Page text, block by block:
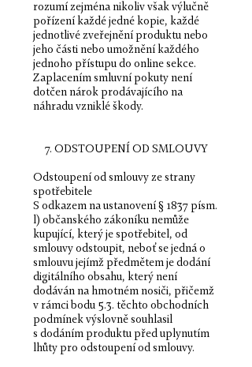
rozumí zejména nikoliv však výlučně
pořízení každé jedné kopie, každé
jednotlivé zveřejnění produktu nebo
jeho části nebo umožnění každého
jednoho přístupu do online sekce.
Zaplacením smluvní pokuty není
dotčen nárok prodávajícího na
náhradu vzniklé škody.
7. ODSTOUPENÍ OD SMLOUVY
Odstoupení od smlouvy ze strany
spotřebitele
S odkazem na ustanovení § 1837 písm.
l) občanského zákoníku nemůže
kupující, který je spotřebitel, od
smlouvy odstoupit, neboť se jedná o
smlouvu jejímž předmětem je dodání
digitálního obsahu, který není
dodáván na hmotném nosiči, přičemž
v rámci bodu 5.3. těchto obchodních
podmínek výslovně souhlasil
s dodáním produktu před uplynutím
lhůty pro odstoupení od smlouvy.